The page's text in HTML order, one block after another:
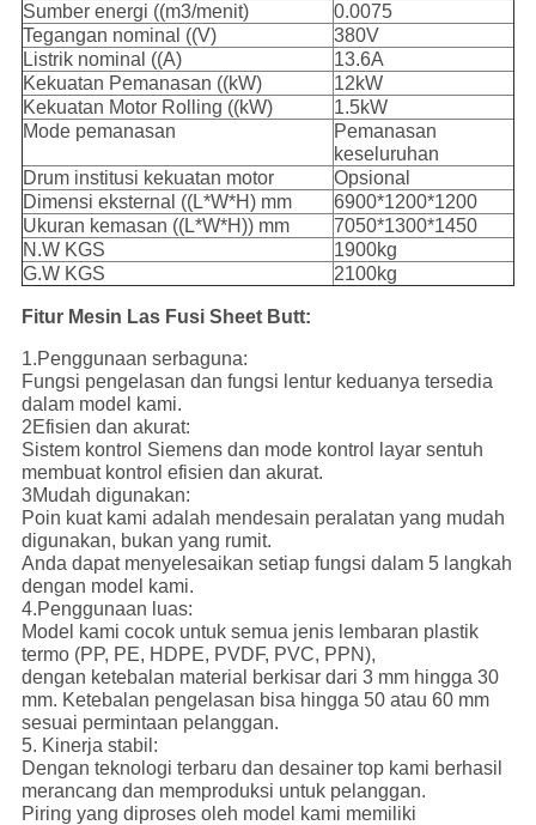
Sumber energi ((m3/menit)
0.0075
Tegangan nominal ((V)
380V
Listrik nominal ((A)
13.6A
Kekuatan Pemanasan ((kW)
12kW
Kekuatan Motor Rolling ((kW)
1.5kW
Mode pemanasan
Pemanasan
keseluruhan
Drum institusi kekuatan motor
Opsional
Dimensi eksternal ((L*W*H) mm
6900*1200*1200
Ukuran kemasan ((L*W*H)) mm
7050*1300*1450
N.W KGS
1900kg
G.W KGS
2100kg
Fitur Mesin Las Fusi Sheet Butt:
1.Penggunaan serbaguna:
Fungsi pengelasan dan fungsi lentur keduanya tersedia
dalam model kami.
2Efisien dan akurat:
Sistem kontrol Siemens dan mode kontrol layar sentuh
membuat kontrol efisien dan akurat.
3Mudah digunakan:
Poin kuat kami adalah mendesain peralatan yang mudah
digunakan, bukan yang rumit.
Anda dapat menyelesaikan setiap fungsi dalam 5 langkah
dengan model kami.
4.Penggunaan luas:
Model kami cocok untuk semua jenis lembaran plastik
termo (PP, PE, HDPE, PVDF, PVC, PPN),
dengan ketebalan material berkisar dari 3 mm hingga 30
mm. Ketebalan pengelasan bisa hingga 50 atau 60 mm
sesuai permintaan pelanggan.
5. Kinerja stabil:
Dengan teknologi terbaru dan desainer top kami berhasil
merancang dan memproduksi untuk pelanggan.
Piring yang diproses oleh model kami memiliki